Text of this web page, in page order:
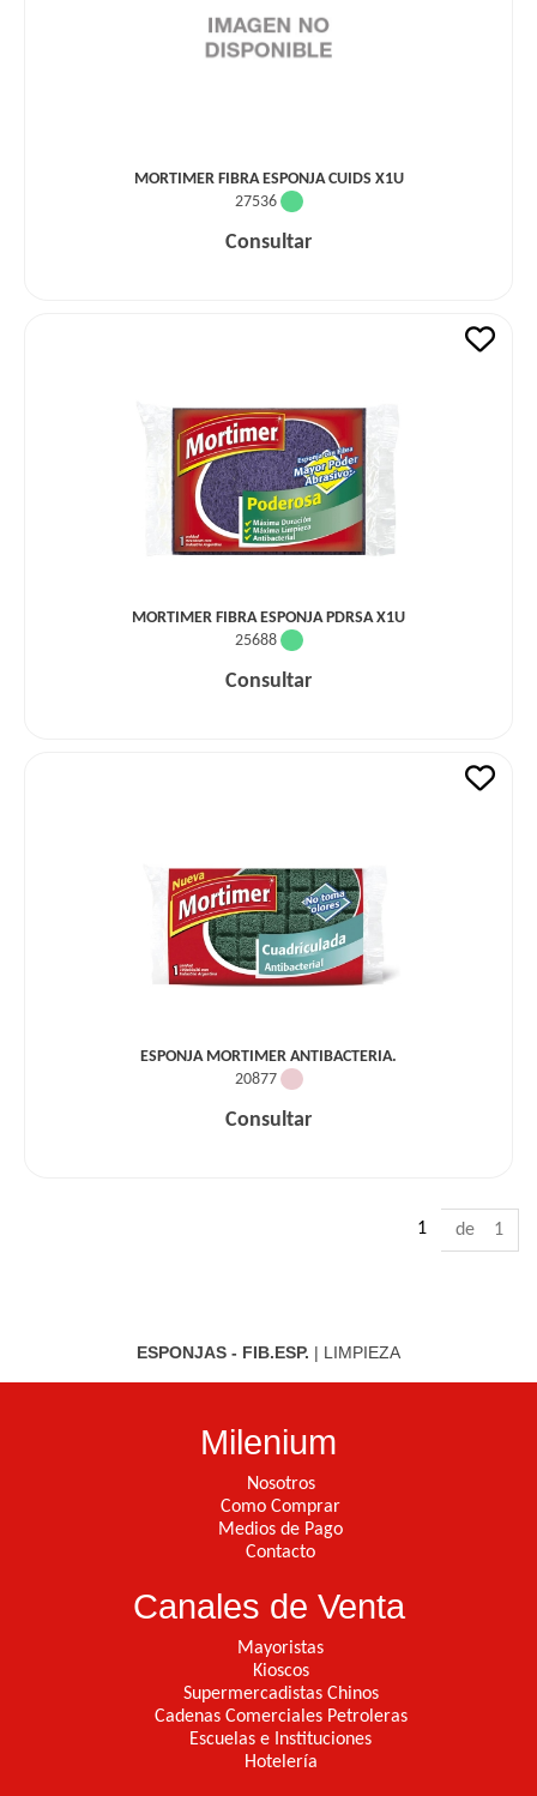
MORTIMER FIBRA ESPONJA CUIDS X1U
27536
Consultar
MORTIMER FIBRA ESPONJA PDRSA X1U
25688
Consultar
ESPONJA MORTIMER ANTIBACTERIA.
20877
Consultar
1 de 1
ESPONJAS - FIB.ESP. | LIMPIEZA
Milenium
Nosotros
Como Comprar
Medios de Pago
Contacto
Canales de Venta
Mayoristas
Kioscos
Supermercadistas Chinos
Cadenas Comerciales Petroleras
Escuelas e Instituciones
Hotelería